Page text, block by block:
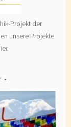
Projekt der
unsere Projekte
.